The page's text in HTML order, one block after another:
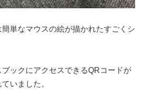
単なマウスの絵が描かれたすごくシ
ックにアクセスできるQRコードが
いました。